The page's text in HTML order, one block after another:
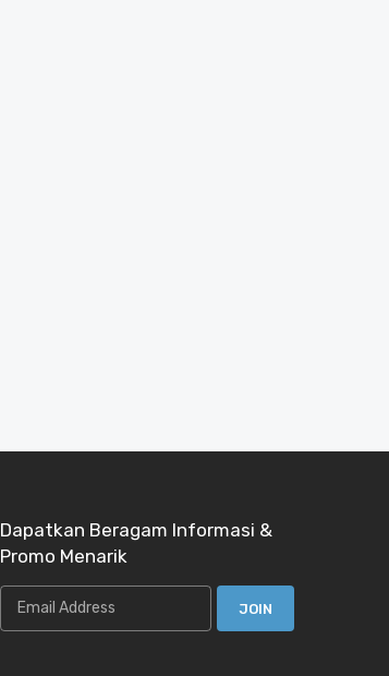
Dapatkan Beragam Informasi &
Promo Menarik